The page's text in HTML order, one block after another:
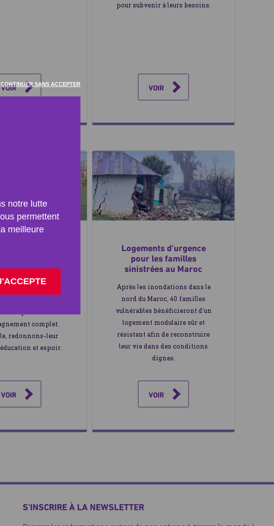
CONTINUER SANS ACCEPTER
notre lutte
permettent
meilleure
VOIR
pour subvenir à leurs besoins.
VOIR
enfants marocains
complet.
redonnons-leur
et espoir.
VOIR
Logements d’urgence
pour les familles
sinistrées au Maroc
Après les inondations dans le
nord du Maroc, 40 familles
vulnérables bénéficieront d’un
logement modulaire sûr et
résistant afin de reconstruire
leur vie dans des conditions
dignes.
VOIR
S'INSCRIRE À LA NEWSLETTER